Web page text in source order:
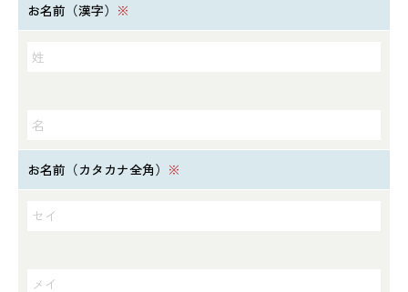
お名前（漢字） ※
お名前（カタカナ全角） ※